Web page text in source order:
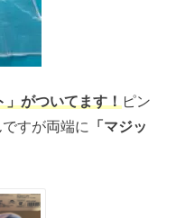
」がついてます！ ピン
すが両端に
「マジッ